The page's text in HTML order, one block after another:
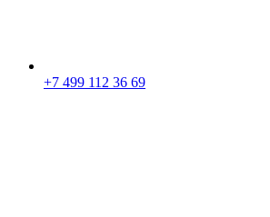
+7 499 112 36 69